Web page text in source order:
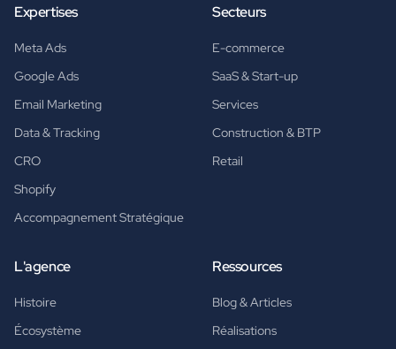
Expertises
Meta Ads
Google Ads
Email Marketing
Data & Tracking
CRO
Shopify
Accompagnement Stratégique
Secteurs
E-commerce
SaaS & Start-up
Services
Construction & BTP
Retail
L'agence
Histoire
Écosystème
Ressources
Blog & Articles
Réalisations